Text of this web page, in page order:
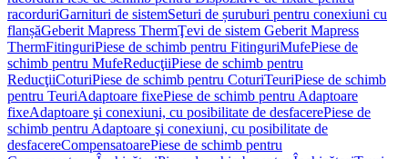
racorduriGarnituri de sistemSeturi de șuruburi pentru conexiuni cu
flanșăGeberit Mapress ThermŢevi de sistem Geberit Mapress
ThermFitinguriPiese de schimb pentru FitinguriMufePiese de
schimb pentru MufeReducţiiPiese de schimb pentru
ReducţiiCoturiPiese de schimb pentru CoturiTeuriPiese de schimb
pentru TeuriAdaptoare fixePiese de schimb pentru Adaptoare
fixeAdaptoare şi conexiuni, cu posibilitate de desfacerePiese de
schimb pentru Adaptoare şi conexiuni, cu posibilitate de
desfacereCompensatoarePiese de schimb pentru